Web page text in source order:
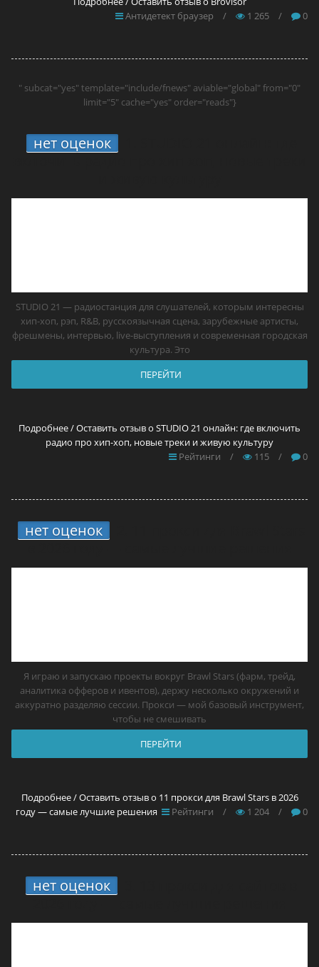
Антидетект браузер
/ 1 265 / 0
" subcat="yes" template="include/fnews" aviable="global" from="0"
limit="5" cache="yes" order="reads"}
нет оценок
STUDIO 21 — радиостанция для слушателей, которым интересны
хип-хоп, рэп, R&B, русскоязычная сцена, зарубежные артисты,
фрешмены, интервью, live-выступления и современная городская
культура. Это
ПЕРЕЙТИ
Подробнее / Оставить отзыв о STUDIO 21 онлайн: где включить
радио про хип-хоп, новые треки и живую культуру
Рейтинги
/ 115 / 0
нет оценок
Я играю и запускаю проекты вокруг Brawl Stars (фарм, трейд,
аналитика офферов и ивентов), держу несколько окружений и
аккуратно разделяю сессии. Прокси — мой базовый инструмент,
чтобы не смешивать
ПЕРЕЙТИ
Подробнее / Оставить отзыв о 11 прокси для Brawl Stars в 2026
году — самые лучшие решения
Рейтинги / 1 204 / 0
нет оценок